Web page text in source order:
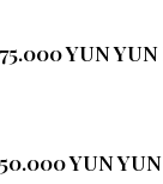
YUN
YUN